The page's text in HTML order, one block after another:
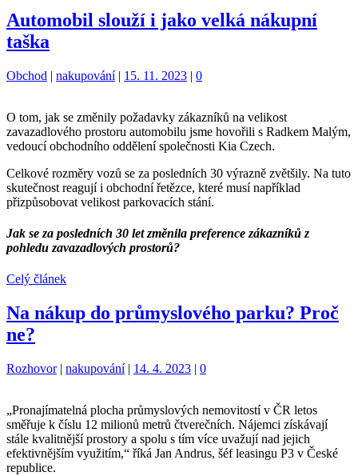
Automobil slouží i jako velká nákupní
taška
Kategorie:
Obchod | Štítky:
nakupování | 15. 11. 2023 | 0
O tom, jak se změnily požadavky zákazníků na velikost
zavazadlového prostoru automobilu jsme hovořili s Radkem Malým,
vedoucí obchodního oddělení společnosti Kia Czech.
Celkové rozměry vozů se za posledních 30 výrazně zvětšily. Na tuto
skutečnost reagují i obchodní řetězce, které musí například
přizpůsobovat velikost parkovacích stání.
Jak se za posledních 30 let změnila preference zákazníků z
pohledu zavazadlových prostorů?
Celý článek
Na nákup do průmyslového parku? Proč
ne?
Kategorie:
Rozhovor | Štítky:
nakupování | 14. 4. 2023 | 0
„Pronajímatelná plocha průmyslových nemovitostí v ČR letos
směřuje k číslu 12 milionů metrů čtverečních. Nájemci získávají
stále kvalitnější prostory a spolu s tím více uvažují nad jejich
efektivnějším využitím,“ říká Jan Andrus, šéf leasingu P3 v České
republice.